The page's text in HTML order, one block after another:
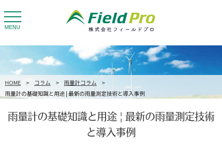
toggle
navigation
MENU
HOME > コラム > 雨量計コラム
>
雨量計の基礎知識と用途 | 最新の雨量測定技術と導入事例
雨量計の基礎知識と用途 | 最新の雨量測定技術
と導入事例